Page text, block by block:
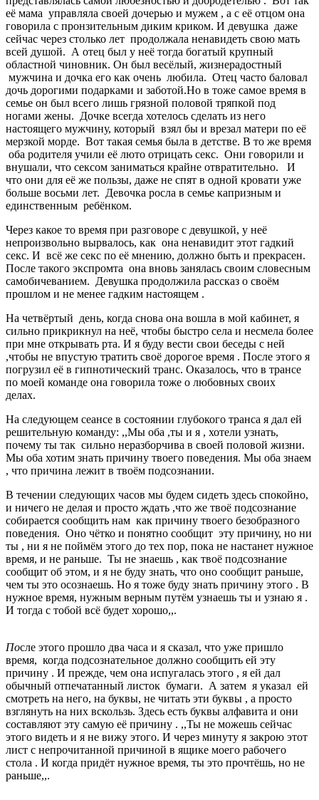
её мама управляла своей дочерью и мужем , а с её отцом она
говорила с пронзительным диким криком. И девушка даже
сейчас через столько лет продолжала ненавидеть свою мать
всей душой. А отец был у неё тогда богатый крупный
областной чиновник. Он был весёлый, жизнерадостный
мужчина и дочка его как очень любила. Отец часто баловал
дочь дорогими подарками и заботой.Но в тоже самое время в
семье он был всего лишь грязной половой тряпкой под
ногами жены. Дочке всегда хотелось сделать из него
настоящего мужчину, который взял бы и врезал матери по её
мерзкой морде. Вот такая семья была в детстве. В то же время
оба родителя учили её люто отрицать секс. Они говорили и
внушали, что сексом заниматься крайне отвратительно. И
что они для её же пользы, даже не спят в одной кровати уже
больше восьми лет. Девочка росла в семье капризным и
единственным ребёнком.
Через какое то время при разговоре с девушкой, у неё
непроизвольно вырвалось, как она ненавидит этот гадкий
секс. И всё же секс по её мнению, должно быть и прекрасен.
После такого экспромта она вновь занялась своим словесным
самобичеванием. Девушка продолжила рассказ о своём
прошлом и не менее гадким настоящем .
На четвёртый день, когда снова она вошла в мой кабинет, я
сильно прикрикнул на неё, чтобы быстро села и несмела более
при мне открывать рта. И я буду вести свои беседы с ней
,чтобы не впустую тратить своё дорогое время . После этого я
погрузил её в гипнотический транс. Оказалось, что в трансе
по моей команде она говорила тоже о любовных своих
делах.
На следующем сеансе в состоянии глубокого транса я дал ей
решительную команду: ,,Мы оба ,ты и я , хотели узнать,
почему ты так сильно неразборчива в своей половой жизни.
Мы оба хотим знать причину твоего поведения. Мы оба знаем
, что причина лежит в твоём подсознании.
В течении следующих часов мы будем сидеть здесь спокойно,
и ничего не делая и просто ждать ,что же твоё подсознание
собирается сообщить нам как причину твоего безобразного
поведения. Оно чётко и понятно сообщит эту причину, но ни
ты , ни я не поймём этого до тех пор, пока не настанет нужное
время, и не раньше. Ты не знаешь , как твоё подсознание
сообщит об этом, и я не буду знать, что оно сообщит раньше,
чем ты это осознаешь. Но я тоже буду знать причину этого . В
нужное время, нужным верным путём узнаешь ты и узнаю я .
И тогда с тобой всё будет хорошо,,.
После этого прошло два часа и я сказал, что уже пришло
время, когда подсознательное должно сообщить ей эту
причину . И прежде, чем она испугалась этого , я ей дал
обычный отпечатанный листок бумаги. А затем я указал ей
смотреть на него, на буквы, не читать эти буквы , а просто
взглянуть на них вскользь. Здесь есть буквы алфавита и они
составляют эту самую её причину . ,,Ты не можешь сейчас
этого видеть и я не вижу этого. И через минуту я закрою этот
лист с непрочитанной причиной в ящике моего рабочего
стола . И когда придёт нужное время, ты это прочтёшь, но не
раньше,,.